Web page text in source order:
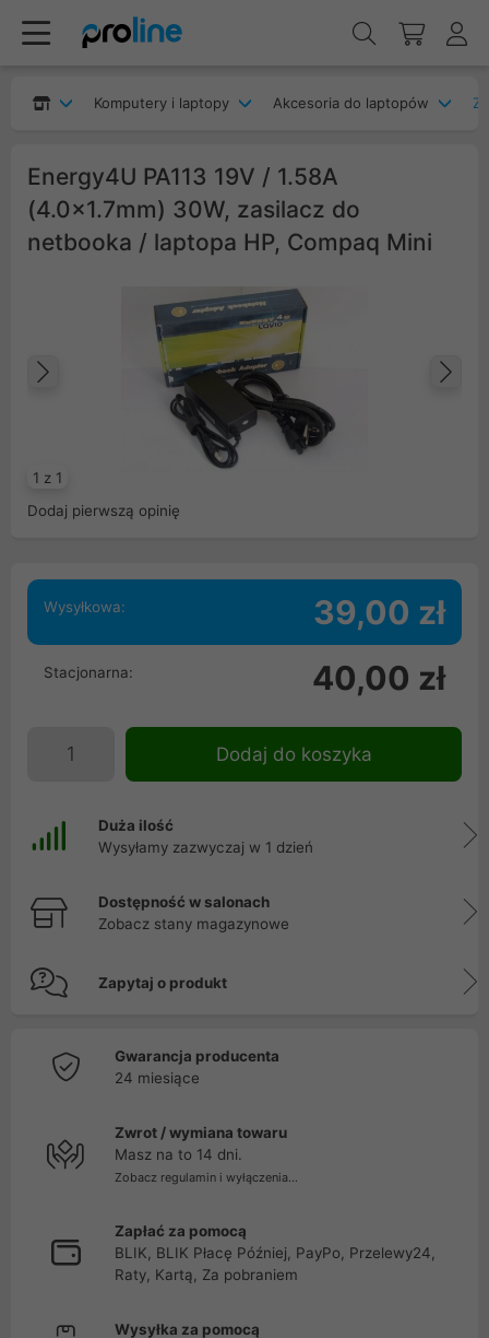
Komputery i laptopy Akcesoria do laptopów
Energy4U PA113 19V / 1.58A
(4.0x1.7mm) 30W, zasilacz do
netbooka / laptopa HP, Compaq Mini
1 z 1
Poprzedni
Dodaj pierwszą opinię
Wysyłkowa: 39,00 zł
Stacjonarna: 40,00 zł
Dodaj do koszyka
Duża ilość
Wysyłamy zazwyczaj w 1 dzień
Dostępność w salonach
Zobacz stany magazynowe
Zapytaj o produkt
Gwarancja producenta
24 miesiące
Zwrot / wymiana towaru
Masz na to 14 dni.
Zobacz regulamin i wyłączenia...
Zapłać za pomocą
BLIK, BLIK Płacę Później, PayPo, Przelewy24,
Raty, Kartą, Za pobraniem
Wysyłka za pomocą